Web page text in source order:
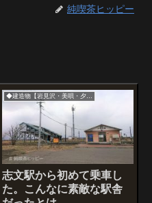
純喫茶ヒッピー
◆建造物【岩見沢・美唄・夕張市】
志文駅から初めて乗車し
た。こんなに素敵な駅舎